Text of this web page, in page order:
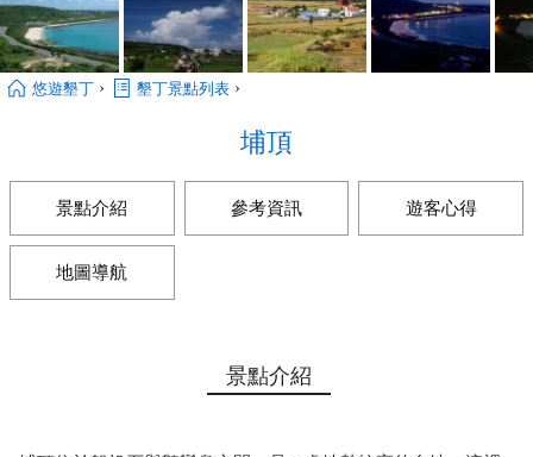
悠遊墾丁 › 墾丁景點列表 ›
埔頂
景點介紹 參考資訊 遊客心得
地圖導航
景點介紹